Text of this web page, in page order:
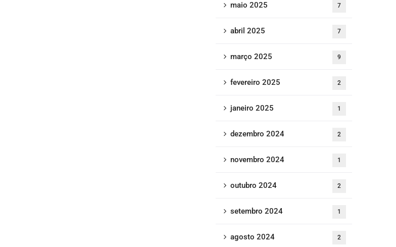
maio 2025 7
abril 2025 7
março 2025 9
fevereiro 2025 2
janeiro 2025 1
dezembro 2024 2
novembro 2024 1
outubro 2024 2
setembro 2024 1
agosto 2024 2